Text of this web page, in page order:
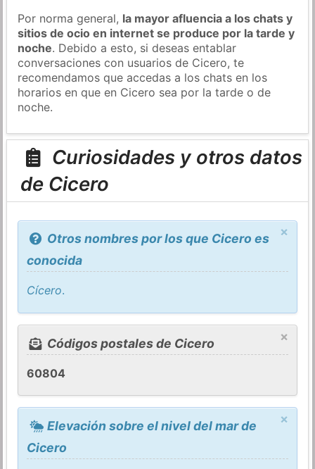
Por norma general, la mayor afluencia a los chats y
sitios de ocio en internet se produce por la tarde y
noche. Debido a esto, si deseas entablar
conversaciones con usuarios de Cicero, te
recomendamos que accedas a los chats en los
horarios en que en Cicero sea por la tarde o de
noche.
Curiosidades y otros datos
de Cicero
×
Otros nombres por los que Cicero es
conocida
Cícero.
×
Códigos postales de Cicero
60804
×
Elevación sobre el nivel del mar de
Cicero